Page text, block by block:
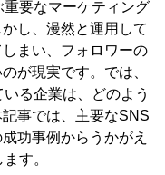
要なマーケティング
し、漫然と運用して
まい、フォロワーの
が現実です。では、
る企業は、どのよう
事では、主要なSNS
功事例からうかがえ
す。